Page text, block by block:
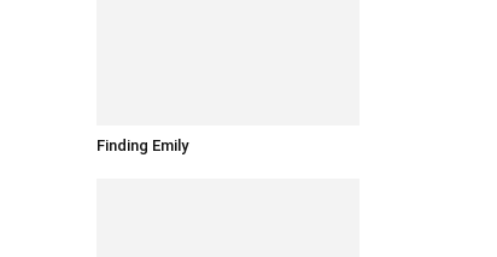
Finding Emily